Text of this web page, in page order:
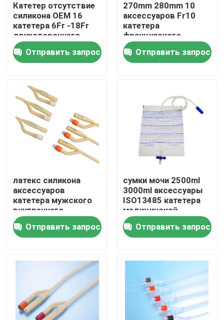
Главная страница
Продукция
О Компании
Наша фабрика
контроль качества
контактные данные
Отправить запрос
Медицинский резиновый затвор
Резиновый плунжер шприца
Катетер отсутствие
силикона OEM 16
катетера 6Fr -18Fr
двухстороннего
Foley
Отправить запрос
270mm 280mm 10
аксессуаров Fr10
катетера
французского
катетера
педиатрических
мочевыделительных
Отправить запрос
латекс силикона
аксессуаров
катетера мужского
внутреннего
катетера 6Fr-18Fr
мочевыделительный
Отправить запрос
сумки мочи 2500ml
3000ml аксессуары
ISO13485 катетера
медицинской
мочевыделительные
Отправить запрос